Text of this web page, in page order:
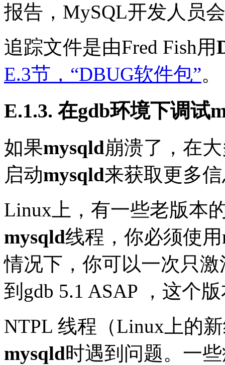
报告，MySQL开发人员
追踪文件是由Fred Fish用
E.3节，“DBUG软件包”。
E.1.3. 在gdb环境下调试
如果mysqld崩溃了，在
启动mysqld来获取更多
Linux上，有一些老版本
mysqld线程，你必须使用
情况下，你可以一次只
到gdb 5.1 ASAP ，这个
NTPL 线程（Linux上的
mysqld时遇到问题。一